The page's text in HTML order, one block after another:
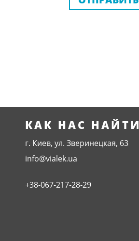
КАК НАС НАЙТИ
г. Киев, ул. Зверинецкая, 63
info@vialek.ua
+38-067-217-28-29